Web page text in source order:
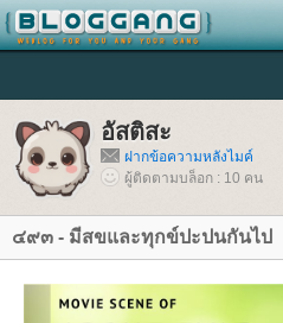
อัสติสะ
ฝากข้อความหลังไมค์
ผู้ติดตามบล็อก : 10 คน
๔๙๓ - มีสขและทุกข์ปะปนกันไป